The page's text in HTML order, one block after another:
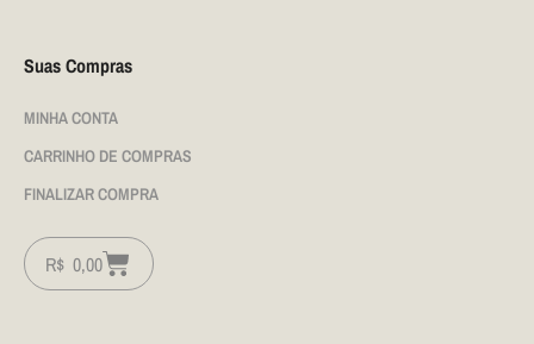
Suas Compras
MINHA CONTA
CARRINHO DE COMPRAS
FINALIZAR COMPRA
R$ 0,00